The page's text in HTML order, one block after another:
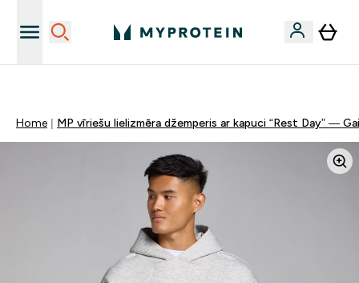
Home MP vīriešu lielizmēra džemperis ar kapuci “Rest Day” —